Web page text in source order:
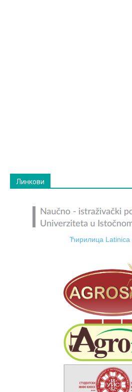
Линкови
Ћирилица Latinica